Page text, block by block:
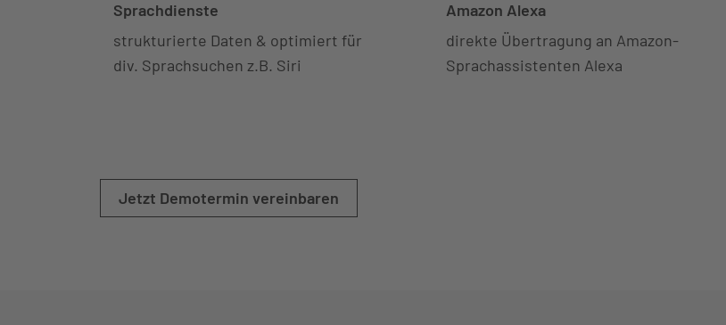
Sprachdienste
strukturierte Daten & optimiert für
div. Sprachsuchen z.B. Siri
Amazon Alexa
direkte Übertragung an Amazon-
Sprachassistenten Alexa
Jetzt Demotermin vereinbaren